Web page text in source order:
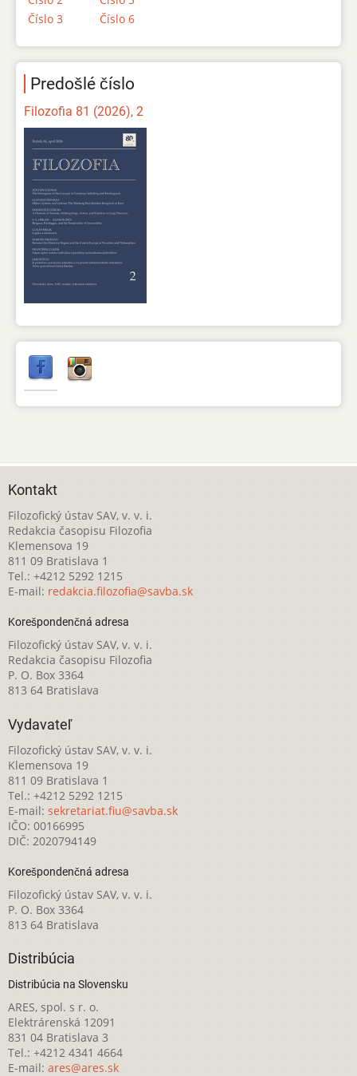
Číslo 3
Číslo 6
Predošlé číslo
Filozofia 81 (2026), 2
Kontakt
Filozofický ústav SAV, v. v. i.
Redakcia časopisu Filozofia
Klemensova 19
811 09 Bratislava 1
Tel.: +4212 5292 1215
E-mail: redakcia.filozofia@savba.sk
Korešpondenčná adresa
Filozofický ústav SAV, v. v. i.
Redakcia časopisu Filozofia
P. O. Box 3364
813 64 Bratislava
Vydavateľ
Filozofický ústav SAV, v. v. i.
Klemensova 19
811 09 Bratislava 1
Tel.: +4212 5292 1215
E-mail: sekretariat.fiu@savba.sk
IČO: 00166995
DIČ: 2020794149
Korešpondenčná adresa
Filozofický ústav SAV, v. v. i.
P. O. Box 3364
813 64 Bratislava
Distribúcia
Distribúcia na Slovensku
ARES, spol. s r. o.
Elektrárenská 12091
831 04 Bratislava 3
Tel.: +4212 4341 4664
E-mail: ares@ares.sk